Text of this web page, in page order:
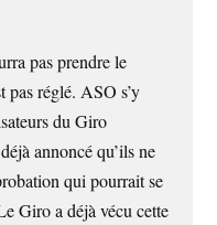
pas prendre le
pas réglé. ASO s’y
du Giro
annoncé qu’ils ne
qui pourrait se
Giro a déjà vécu cette